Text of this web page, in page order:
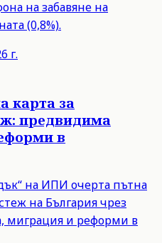
на забавяне на
(0,8%).
г.
карта за
предвидима
в
на ИПИ очерта пътна
на България чрез
миграция и реформи в